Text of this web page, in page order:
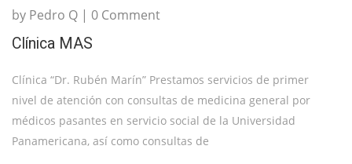
by Pedro Q | 0 Comment
Clínica MAS
Clínica “Dr. Rubén Marín” Prestamos servicios de primer
nivel de atención con consultas de medicina general por
médicos pasantes en servicio social de la Universidad
Panamericana, así como consultas de